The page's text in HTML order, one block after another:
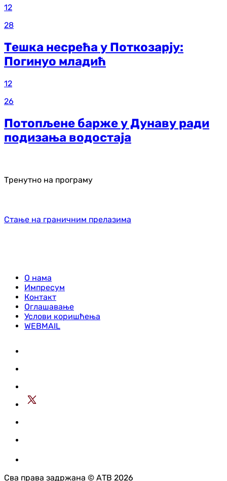
12
28
Тешка несрећа у Поткозарју:
Погинуо младић
12
26
Потопљене барже у Дунаву ради
подизања водостаја
Тренутно на програму
Стање на граничним прелазима
О нама
Импресум
Контакт
Оглашавање
Услови коришћења
WEBMAIL
Сва права задржана © АТВ 2026